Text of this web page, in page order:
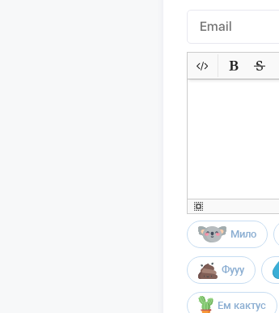
Мило
Фууу
Ем кактус